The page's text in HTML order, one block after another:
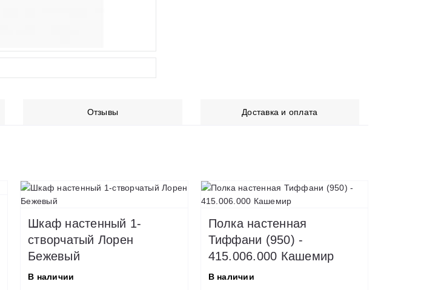
Отзывы Доставка и оплата
Шкаф настенный 1-
створчатый Лорен
Бежевый
В наличии
Полка настенная
Тиффани (950) -
415.006.000 Кашемир
В наличии